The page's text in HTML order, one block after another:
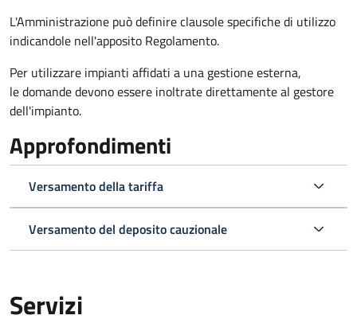
L'Amministrazione può definire clausole specifiche di utilizzo
indicandole nell'apposito Regolamento.
Per utilizzare impianti affidati a una gestione esterna,
le domande devono essere inoltrate direttamente al gestore
dell'impianto.
Approfondimenti
Versamento della tariffa
Versamento del deposito cauzionale
Servizi